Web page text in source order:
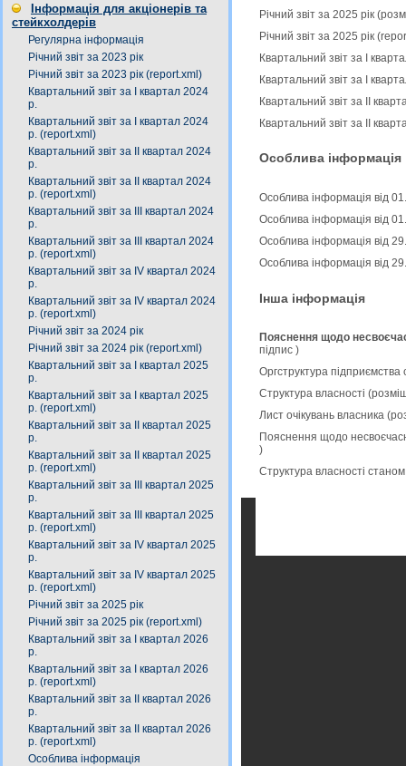
Інформація для акціонерів та
стейкхолдерів
Регулярна інформація
Річний звіт за 2023 рік
Річний звіт за 2023 рік (report.xml)
Квартальний звіт за І квартал 2024
р.
Квартальний звіт за І квартал 2024
р. (report.xml)
Квартальний звіт за ІІ квартал 2024
р.
Квартальний звіт за ІІ квартал 2024
р. (report.xml)
Квартальний звіт за IІІ квартал 2024
р.
Квартальний звіт за ІIІ квартал 2024
р. (report.xml)
Квартальний звіт за IV квартал 2024
р.
Квартальний звіт за ІV квартал 2024
р. (report.xml)
Річний звіт за 2024 рік
Річний звіт за 2024 рік (report.xml)
Квартальний звіт за І квартал 2025
р.
Квартальний звіт за І квартал 2025
р. (report.xml)
Квартальний звіт за ІІ квартал 2025
р.
Квартальний звіт за ІІ квартал 2025
р. (report.xml)
Квартальний звіт за ІIІ квартал 2025
р.
Квартальний звіт за ІІІ квартал 2025
р. (report.xml)
Квартальний звіт за ІV квартал 2025
р.
Квартальний звіт за ІV квартал 2025
р. (report.xml)
Річний звіт за 2025 рік
Річний звіт за 2025 рік (report.xml)
Квартальний звіт за І квартал 2026
р.
Квартальний звіт за І квартал 2026
р. (report.xml)
Квартальний звіт за ІІ квартал 2026
р.
Квартальний звіт за ІІ квартал 2026
р. (report.xml)
Особлива інформація
Річний звіт за 2025 рік
Річний звіт за 2025 рік
Квартальний звіт за І
Квартальний звіт за І
Квартальний звіт за ІІ
Квартальний звіт за ІІ
Особлива інформація
Особлива інформація від
Особлива інформація від
Особлива інформація від
Особлива інформація від
Інша інформація
Пояснення щодо
підпис )
Оргструктура
Структура власності
Лист очікувань власника
Пояснення щодо
)
Структура власності